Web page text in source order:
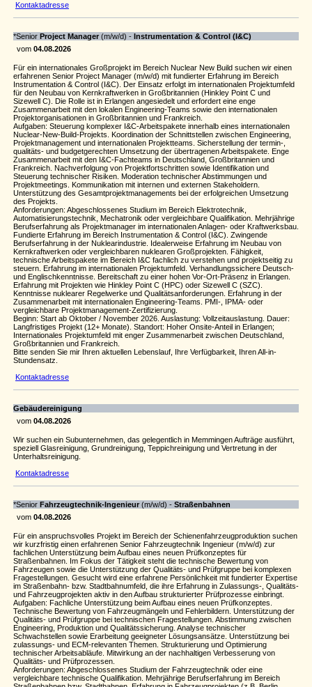
Kontaktadresse
*Senior Project Manager (m/w/d) - Instrumentation & Control (I&C)
vom 04.08.2026
Für ein internationales Großprojekt im Bereich Nuclear New Build suchen wir einen
erfahrenen Senior Project Manager (m/w/d) mit fundierter Erfahrung im Bereich
Instrumentation & Control (I&C). Der Einsatz erfolgt im internationalen Projektumfeld
für den Neubau von Kernkraftwerken in Großbritannien (Hinkley Point C und
Sizewell C). Die Rolle ist in Erlangen angesiedelt und erfordert eine enge
Zusammenarbeit mit den lokalen Engineering-Teams sowie den internationalen
Projektorganisationen in Großbritannien und Frankreich.
Aufgaben: Steuerung komplexer I&C-Arbeitspakete innerhalb eines internationalen
Nuclear-New-Build-Projekts. Koordination der Schnittstellen zwischen Engineering,
Projektmanagement und internationalen Projektteams. Sicherstellung der termin-,
qualitäts- und budgetgerechten Umsetzung der übertragenen Arbeitspakete. Enge
Zusammenarbeit mit den I&C-Fachteams in Deutschland, Großbritannien und
Frankreich. Nachverfolgung von Projektfortschritten sowie Identifikation und
Steuerung technischer Risiken. Moderation technischer Abstimmungen und
Projektmeetings. Kommunikation mit internen und externen Stakeholdern.
Unterstützung des Gesamtprojektmanagements bei der erfolgreichen Umsetzung
des Projekts.
Anforderungen: Abgeschlossenes Studium im Bereich Elektrotechnik,
Automatisierungstechnik, Mechatronik oder vergleichbare Qualifikation. Mehrjährige
Berufserfahrung als Projektmanager im internationalen Anlagen- oder Kraftwerksbau.
Fundierte Erfahrung im Bereich Instrumentation & Control (I&C). Zwingende
Berufserfahrung in der Nuklearindustrie. Idealerweise Erfahrung im Neubau von
Kernkraftwerken oder vergleichbaren nuklearen Großprojekten. Fähigkeit,
technische Arbeitspakete im Bereich I&C fachlich zu verstehen und projektseitig zu
steuern. Erfahrung im internationalen Projektumfeld. Verhandlungssichere Deutsch-
und Englischkenntnisse. Bereitschaft zu einer hohen Vor-Ort-Präsenz in Erlangen.
Erfahrung mit Projekten wie Hinkley Point C (HPC) oder Sizewell C (SZC).
Kenntnisse nuklearer Regelwerke und Qualitätsanforderungen. Erfahrung in der
Zusammenarbeit mit internationalen Engineering-Teams. PMI-, IPMA- oder
vergleichbare Projektmanagement-Zertifizierung.
Beginn: Start ab Oktober / November 2026. Auslastung: Vollzeitauslastung. Dauer:
Langfristiges Projekt (12+ Monate). Standort: Hoher Onsite-Anteil in Erlangen;
Internationales Projektumfeld mit enger Zusammenarbeit zwischen Deutschland,
Großbritannien und Frankreich.
Bitte senden Sie mir Ihren aktuellen Lebenslauf, Ihre Verfügbarkeit, Ihren All-in-
Stundensatz.
Kontaktadresse
Gebäudereinigung
vom 04.08.2026
Wir suchen ein Subunternehmen, das gelegentlich in Memmingen Aufträge ausführt,
speziell Glasreinigung, Grundreinigung, Teppichreinigung und Vertretung in der
Unterhaltsreinigung.
Kontaktadresse
*Senior Fahrzeugtechnik-Ingenieur (m/w/d) - Straßenbahnen
vom 04.08.2026
Für ein anspruchsvolles Projekt im Bereich der Schienenfahrzeugproduktion suchen
wir kurzfristig einen erfahrenen Senior Fahrzeugtechnik Ingenieur (m/w/d) zur
fachlichen Unterstützung beim Aufbau eines neuen Prüfkonzeptes für
Straßenbahnen. Im Fokus der Tätigkeit steht die technische Bewertung von
Fahrzeugen sowie die Unterstützung der Qualitäts- und Prüfgruppe bei komplexen
Fragestellungen. Gesucht wird eine erfahrene Persönlichkeit mit fundierter Expertise
im Straßenbahn- bzw. Stadtbahnumfeld, die ihre Erfahrung in Zulassungs-, Qualitäts-
und Fahrzeugprojekten aktiv in den Aufbau strukturierter Prüfprozesse einbringt.
Aufgaben: Fachliche Unterstützung beim Aufbau eines neuen Prüfkonzeptes.
Technische Bewertung von Fahrzeugmängeln und Fehlerbildern. Unterstützung der
Qualitäts- und Prüfgruppe bei technischen Fragestellungen. Abstimmung zwischen
Engineering, Produktion und Qualitätssicherung. Analyse technischer
Schwachstellen sowie Erarbeitung geeigneter Lösungsansätze. Unterstützung bei
zulassungs- und ECM-relevanten Themen. Strukturierung und Optimierung
technischer Arbeitsabläufe. Mitwirkung an der nachhaltigen Verbesserung von
Qualitäts- und Prüfprozessen.
Anforderungen: Abgeschlossenes Studium der Fahrzeugtechnik oder eine
vergleichbare technische Qualifikation. Mehrjährige Berufserfahrung im Bereich